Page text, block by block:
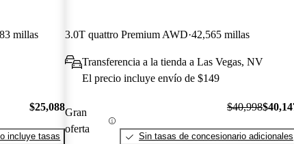
millas
$25,088
incluye tasas
3.0T quattro Premium AWD 42,565 millas
Transferencia a la tienda a Las Vegas, NV
El precio incluye envío de $149
Gran
oferta
$40,998
Sin tasas de concesionario adicionales